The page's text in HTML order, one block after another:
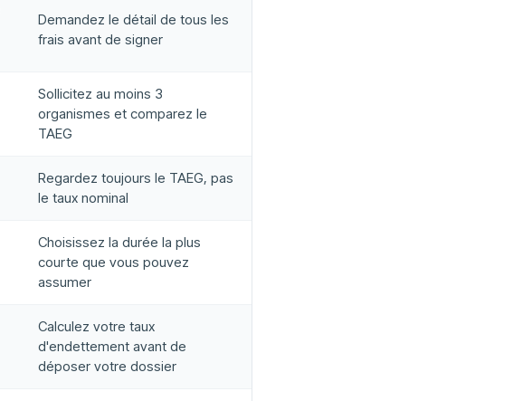
Demandez le détail de tous les
frais avant de signer
Sollicitez au moins 3
organismes et comparez le
TAEG
Regardez toujours le TAEG, pas
le taux nominal
Choisissez la durée la plus
courte que vous pouvez
assumer
Calculez votre taux
d'endettement avant de
déposer votre dossier